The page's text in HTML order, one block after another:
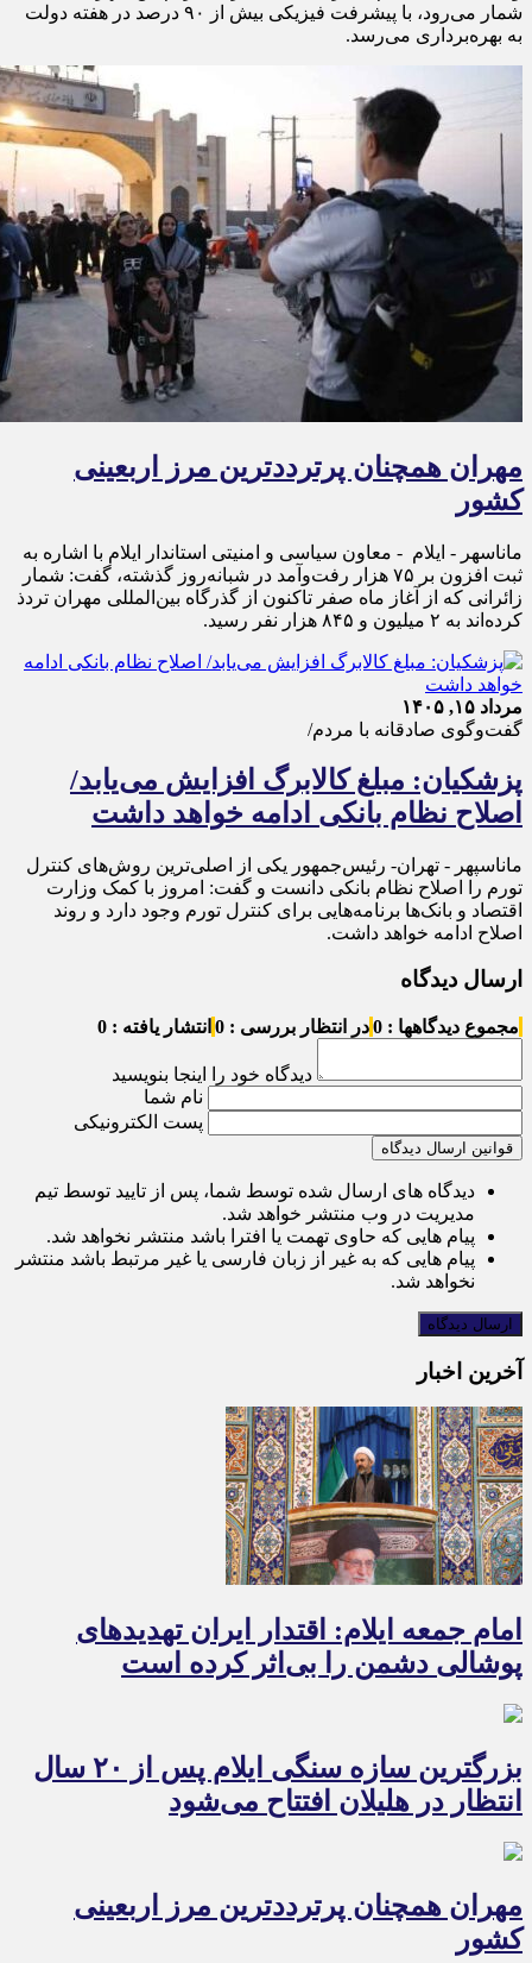
شمار می‌رود، با پیشرفت فیزیکی بیش از ۹۰ درصد در هفته دولت
به بهره‌برداری می‌رسد.
مهران همچنان پرترددترین مرز اربعینی
کشور
ماناسهر - ایلام - معاون سیاسی و امنیتی استاندار ایلام با اشاره به
ثبت افزون بر ۷۵ هزار رفت‌وآمد در شبانه‌روز گذشته، گفت: شمار
زائرانی که از آغاز ماه صفر تاکنون از گذرگاه بین‌المللی مهران تردذ
کرده‌اند به ۲ میلیون و ۸۴۵ هزار نفر رسید.
مرداد ۱۵, ۱۴۰۵
گفت‌وگوی صادقانه با مردم/
پزشکیان: مبلغ کالابرگ افزایش می‌یابد/
اصلاح نظام بانکی ادامه خواهد داشت
ماناسپهر - تهران- رئیس‌جمهور یکی از اصلی‌ترین روش‌های کنترل
تورم را اصلاح نظام بانکی دانست و گفت: امروز با کمک وزارت
اقتصاد و بانک‌ها برنامه‌هایی برای کنترل تورم وجود دارد و روند
اصلاح ادامه خواهد داشت.
ارسال دیدگاه
مجموع دیدگاهها : 0 در انتظار بررسی : 0 انتشار یافته : 0
دیدگاه خود را اینجا بنویسید
نام شما
پست الکترونیکی
قوانین ارسال دیدگاه
دیدگاه های ارسال شده توسط شما، پس از تایید توسط تیم
مدیریت در وب منتشر خواهد شد.
پیام هایی که حاوی تهمت یا افترا باشد منتشر نخواهد شد.
پیام هایی که به غیر از زبان فارسی یا غیر مرتبط باشد منتشر
نخواهد شد.
آخرین اخبار
امام جمعه ایلام: اقتدار ایران تهدیدهای
پوشالی دشمن را بی‌اثر کرده است
بزرگترین سازه سنگی ایلام پس از ۲۰ سال
انتظار در هلیلان افتتاح می‌شود
مهران همچنان پرترددترین مرز اربعینی
کشور